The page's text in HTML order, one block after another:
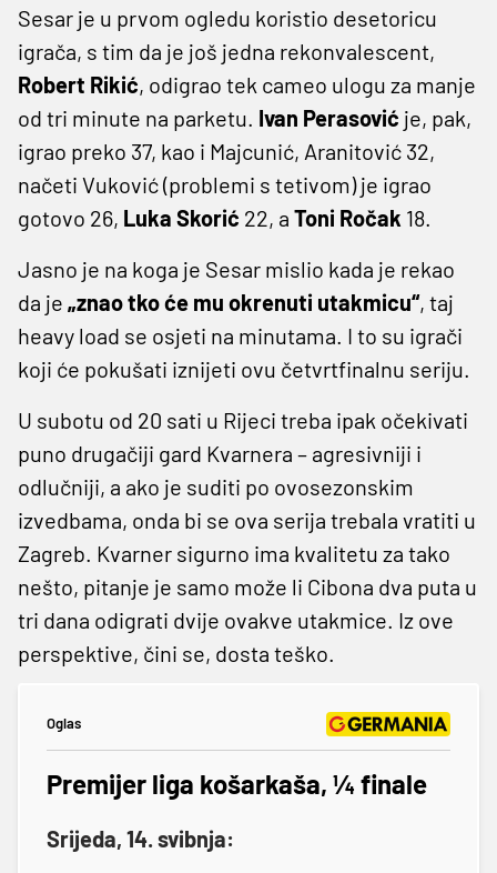
Sesar je u prvom ogledu koristio desetoricu
igrača, s tim da je još jedna rekonvalescent,
Robert Rikić, odigrao tek cameo ulogu za manje
od tri minute na parketu. Ivan Perasović je, pak,
igrao preko 37, kao i Majcunić, Aranitović 32,
načeti Vuković (problemi s tetivom) je igrao
gotovo 26, Luka Skorić 22, a Toni Ročak 18.
Jasno je na koga je Sesar mislio kada je rekao
da je „znao tko će mu okrenuti utakmicu“, taj
heavy load se osjeti na minutama. I to su igrači
koji će pokušati iznijeti ovu četvrtfinalnu seriju.
U subotu od 20 sati u Rijeci treba ipak očekivati
puno drugačiji gard Kvarnera – agresivniji i
odlučniji, a ako je suditi po ovosezonskim
izvedbama, onda bi se ova serija trebala vratiti u
Zagreb. Kvarner sigurno ima kvalitetu za tako
nešto, pitanje je samo može li Cibona dva puta u
tri dana odigrati dvije ovakve utakmice. Iz ove
perspektive, čini se, dosta teško.
Oglas
Premijer liga košarkaša, ¼ finale
Srijeda, 14. svibnja: